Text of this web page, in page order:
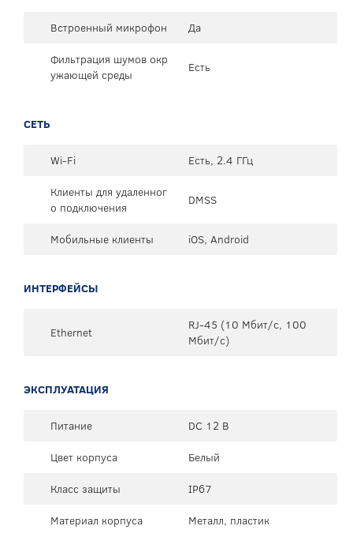
Встроенный микрофон
Да
Фильтрация шумов окр
ужающей среды
Есть
СЕТЬ
Wi-Fi
Есть, 2.4 ГГц
Клиенты для удаленног
о подключения
DMSS
Мобильные клиенты iOS, Android
ИНТЕРФЕЙСЫ
Ethernet
RJ-45 (10 Мбит/с, 100
Мбит/с)
ЭКСПЛУАТАЦИЯ
Питание
DC 12 В
Цвет корпуса
Белый
Класс защиты
IP67
Материал корпуса
Металл, пластик